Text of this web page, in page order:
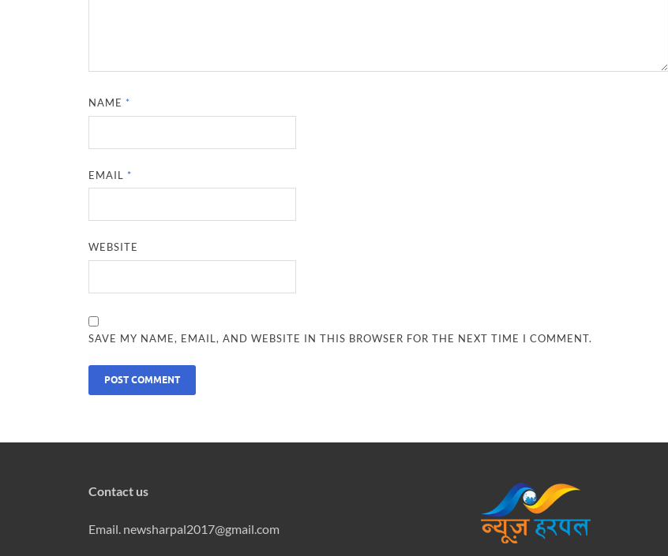
NAME *
EMAIL *
WEBSITE
SAVE MY NAME, EMAIL, AND WEBSITE IN THIS BROWSER FOR THE NEXT TIME I COMMENT.
Contact us
Email. newsharpal2017@gmail.com